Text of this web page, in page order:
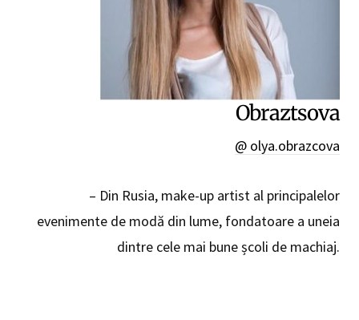
Obraztsova
@ olya.obrazcova
– Din Rusia, make-up artist al principalelor
evenimente de modă din lume, fondatoare a uneia
dintre cele mai bune școli de machiaj.